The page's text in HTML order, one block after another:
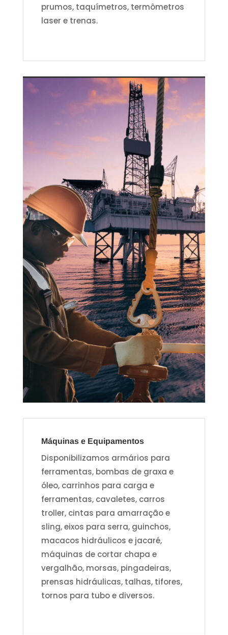
prumos, taquímetros, termômetros
laser e trenas.
Máquinas e Equipamentos
Disponibilizamos armários para
ferramentas, bombas de graxa e
óleo, carrinhos para carga e
ferramentas, cavaletes, carros
troller, cintas para amarração e
sling, eixos para serra, guinchos,
macacos hidráulicos e jacaré,
máquinas de cortar chapa e
vergalhão, morsas, pingadeiras,
prensas hidráulicas, talhas, tifores,
tornos para tubo e diversos.